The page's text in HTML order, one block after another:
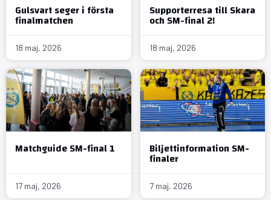
Gulsvart seger i första
finalmatchen
18 maj, 2026
Supporterresa till Skara
och SM-final 2!
18 maj, 2026
Matchguide SM-final 1
17 maj, 2026
Biljettinformation SM-
finaler
7 maj, 2026